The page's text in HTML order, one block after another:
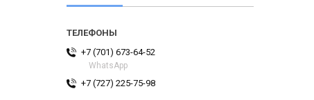
+7 (701) 673-64-52
WhatsApp
+7 (727) 225-75-98